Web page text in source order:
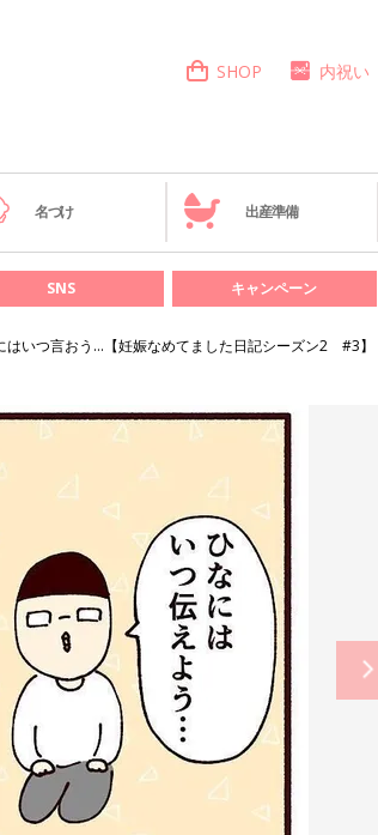
SHOP 内祝い
名づけ 出産準備
SNS キャンペーン
はいつ言おう…【妊娠なめてました日記シーズン2 #3】